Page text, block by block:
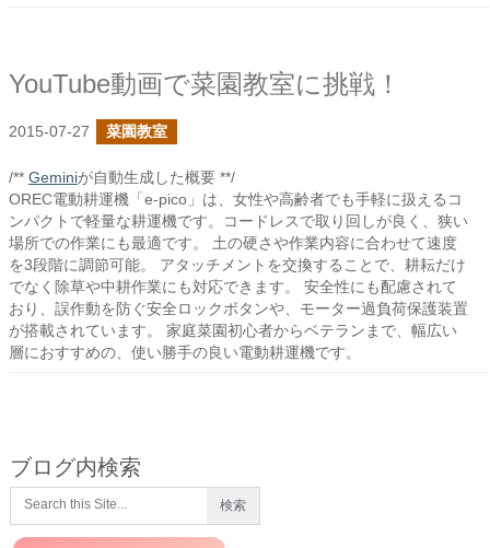
YouTube動画で菜園教室に挑戦！
2015-07-27 菜園教室
/** Geminiが自動生成した概要 **/
OREC電動耕運機「e-pico」は、女性や高齢者でも手軽に扱えるコ
ンパクトで軽量な耕運機です。コードレスで取り回しが良く、狭い
場所での作業にも最適です。 土の硬さや作業内容に合わせて速度
を3段階に調節可能。 アタッチメントを交換することで、耕耘だけ
でなく除草や中耕作業にも対応できます。 安全性にも配慮されて
おり、誤作動を防ぐ安全ロックボタンや、モーター過負荷保護装置
が搭載されています。 家庭菜園初心者からベテランまで、幅広い
層におすすめの、使い勝手の良い電動耕運機です。
ブログ内検索